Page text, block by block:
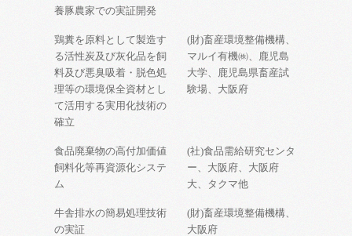
養豚農家での実証開発
鶏糞を原料として製造す
る活性炭及び灰化品を飼
料及び悪臭吸着・脱色処
理等の環境保全資材とし
て活用する実用化技術の
確立
(財)畜産環境整備機構、
マルイ有機㈱、鹿児島
大学、鹿児島県畜産試
験場、大阪府
食品廃棄物の高付加価値
飼料化等再資源化システ
ム
(社)食品需給研究センタ
ー、大阪府、大阪府
大、タクマ他
牛舎排水の簡易処理技術
の実証
(財)畜産環境整備機構、
大阪府